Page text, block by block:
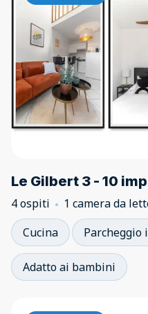
Le Gilbert 3 - 10
4 ospiti 1 camera da
Cucina
Parcheggio
Adatto ai bambini